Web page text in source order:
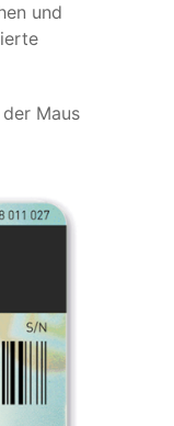
und
Maus